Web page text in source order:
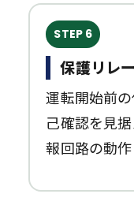
STEP 6
保護リレ
運転開始前
己確認を見
報回路の動